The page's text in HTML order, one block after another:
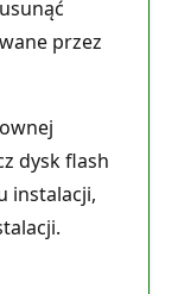
przez
dysk flash
instalacji,